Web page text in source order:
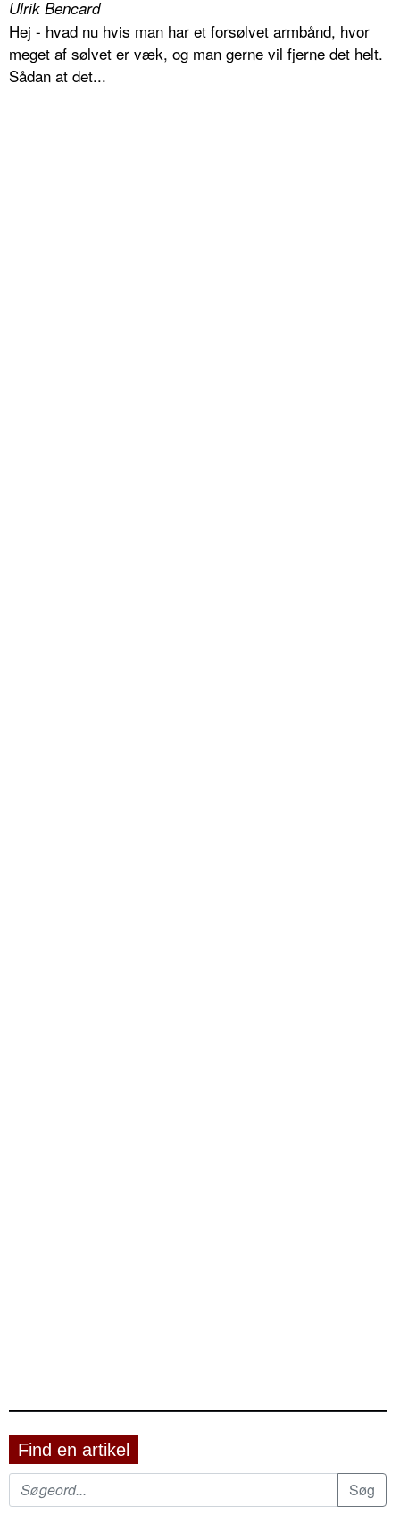
Ulrik Bencard
Hej - hvad nu hvis man har et forsølvet armbånd, hvor
meget af sølvet er væk, og man gerne vil fjerne det helt.
Sådan at det...
Find en artikel